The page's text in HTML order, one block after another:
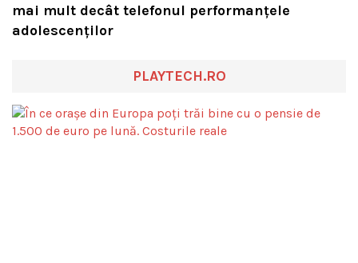
mai mult decât telefonul performanțele
adolescenților
PLAYTECH.RO